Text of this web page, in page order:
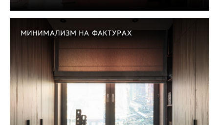
МИНИМАЛИЗМ НА ФАКТУРАХ